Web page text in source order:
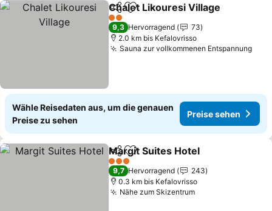
TeilenZu Favoriten hinzufügen
Chalet Likouresi Village
2 Sterne
9,3 Hervorragend
73
2.0 km bis Kefalovrisso
Sauna zur vollkommenen Entspannung
Wähle Reisedaten aus, um die genauen
Preise zu sehen
Preise sehen
TeilenZu Favoriten hinzufügen
Margit Suites Hotel
3 Sterne
9,7 Hervorragend
243
0.3 km bis Kefalovrisso
Nähe zum Skizentrum